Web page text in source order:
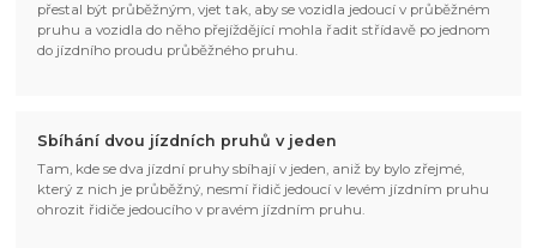
přestal být průběžným, vjet tak, aby se vozidla jedoucí v průběžném
pruhu a vozidla do něho přejíždějící mohla řadit střídavě po jednom
do jízdního proudu průběžného pruhu.
Sbíhání dvou jízdních pruhů v jeden
Tam, kde se dva jízdní pruhy sbíhají v jeden, aniž by bylo zřejmé,
který z nich je průběžný, nesmí řidič jedoucí v levém jízdním pruhu
ohrozit řidiče jedoucího v pravém jízdním pruhu.